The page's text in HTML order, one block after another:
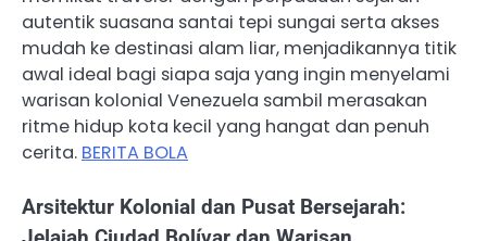
autentik suasana santai tepi sungai serta akses
mudah ke destinasi alam liar, menjadikannya titik
awal ideal bagi siapa saja yang ingin menyelami
warisan kolonial Venezuela sambil merasakan
ritme hidup kota kecil yang hangat dan penuh
cerita. BERITA BOLA
Arsitektur Kolonial dan Pusat Bersejarah: